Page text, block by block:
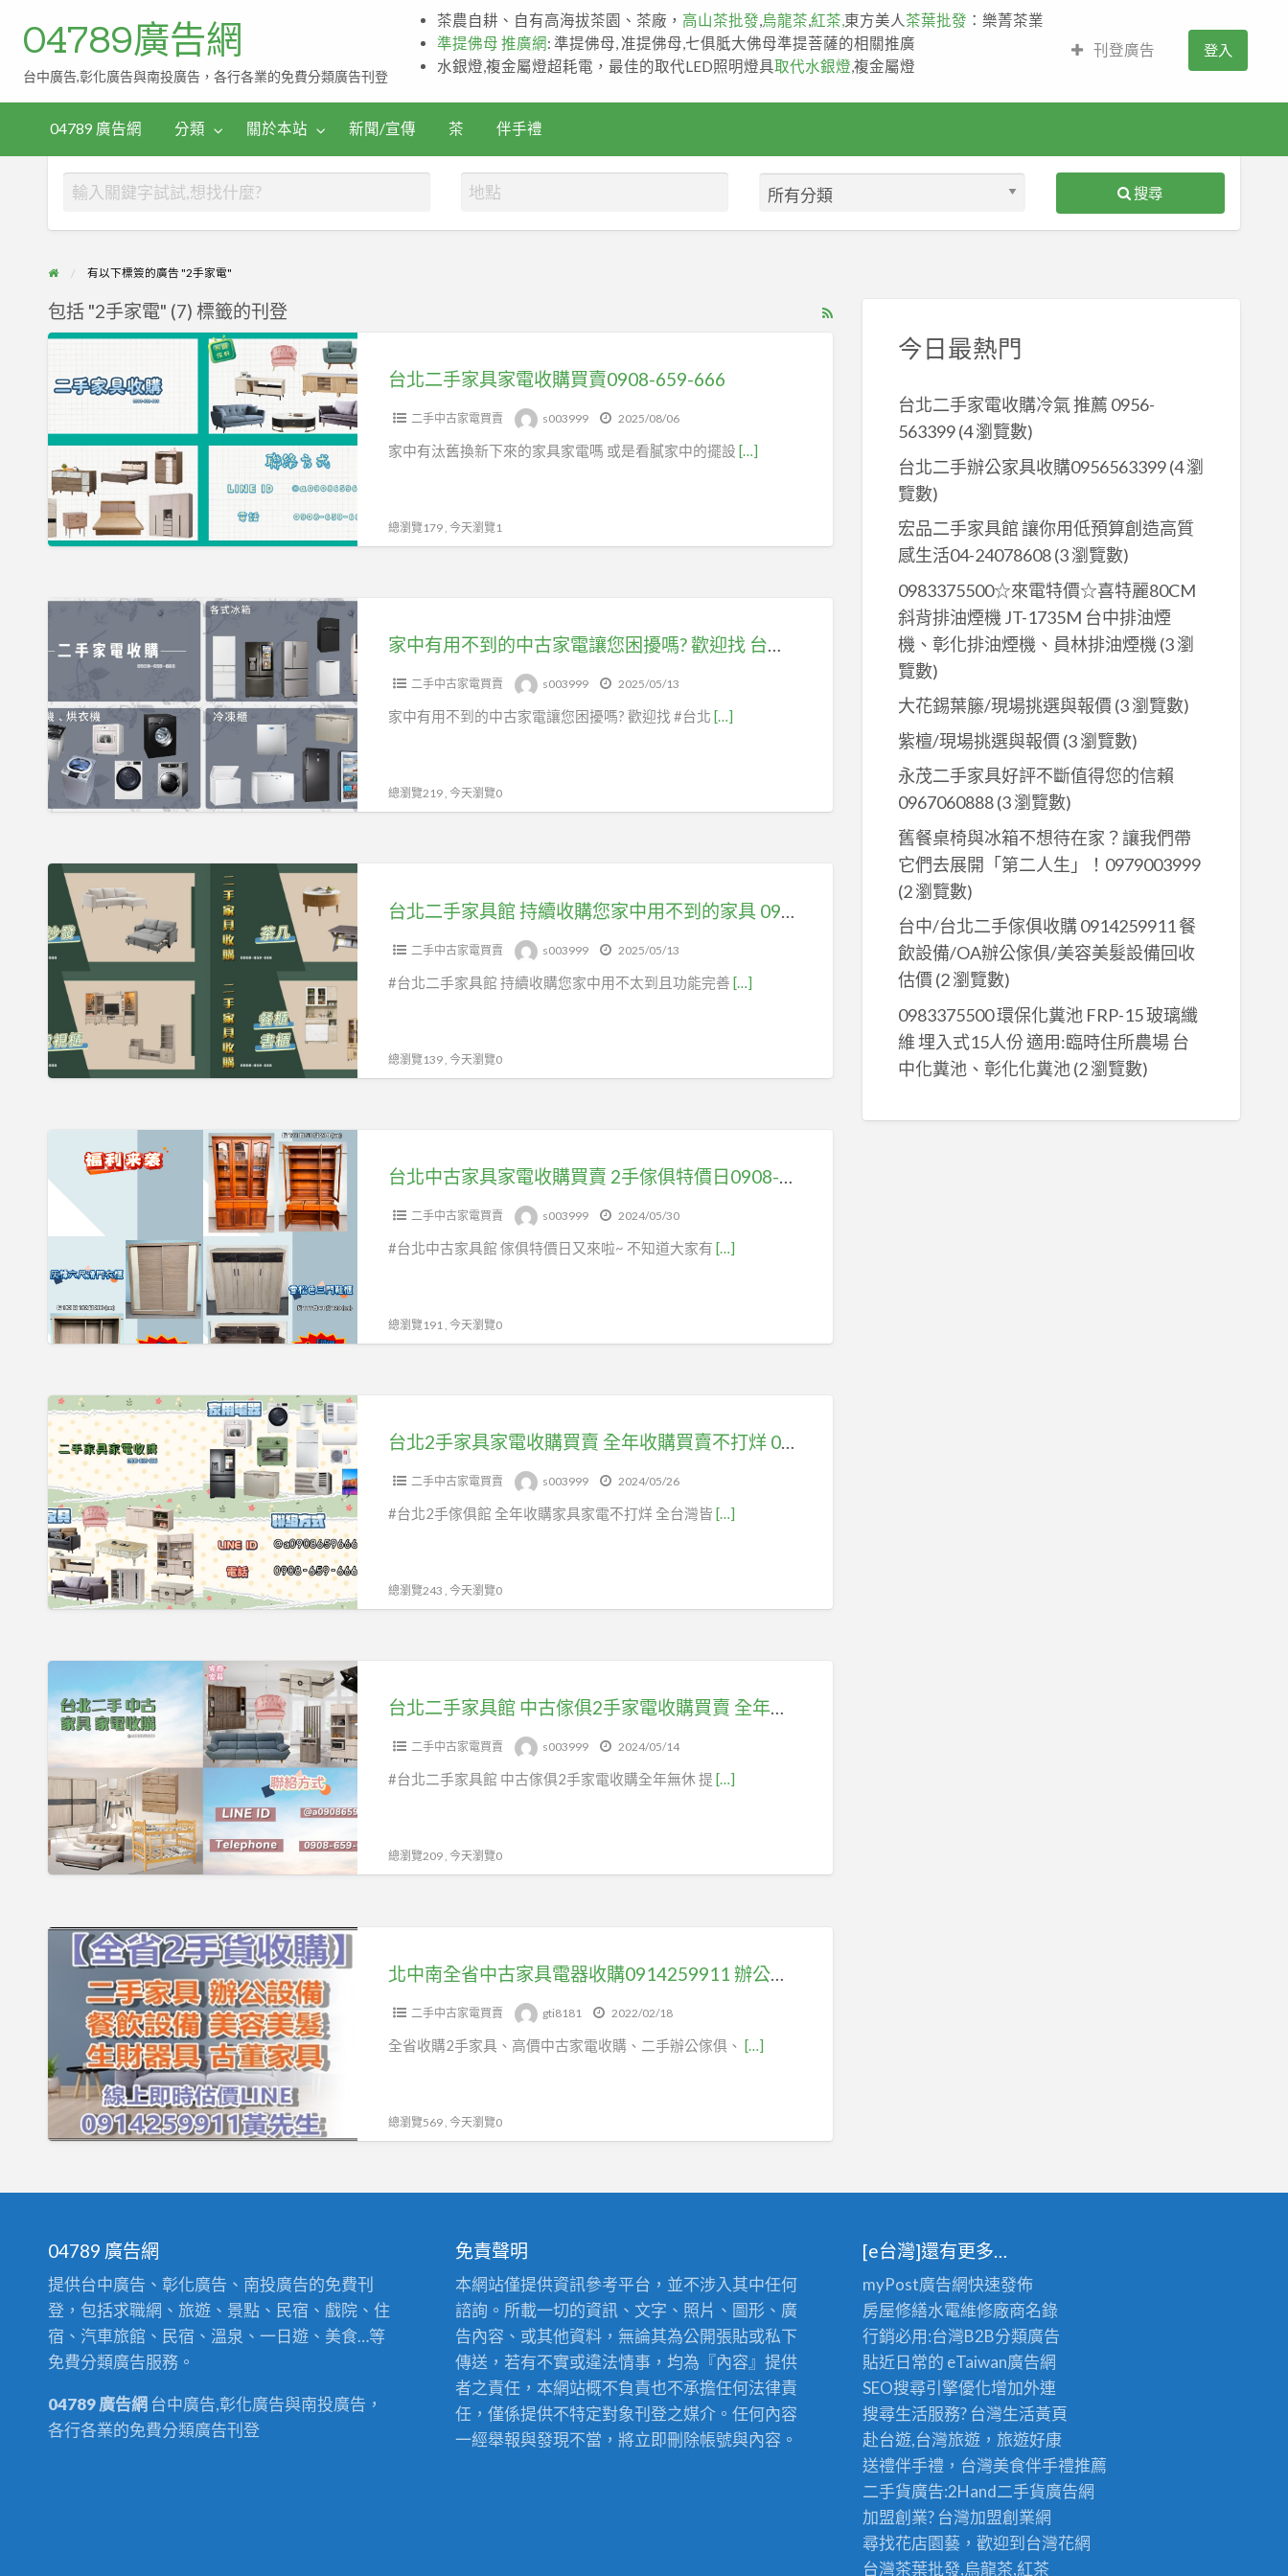
伴
手
禮
04789廣告網
台中廣告,彰化廣告與南投廣告，各行各業的免費分類廣告刊登
茶農自耕、自有高海拔茶園、茶廠， 高山茶批發 烏龍茶 紅茶, 東方美人 茶葉批發 ：樂菁茶業
準提佛母 推廣網: 準提佛母, 准提佛母,七俱胝大佛母準提菩薩的相關推廣
水銀燈,複金屬燈超耗電，最佳的取代LED照明燈具取代水銀燈 ,複金屬燈
刊登廣告 登入
04789 廣告網 分類 關於本站 新聞/宣傳 茶 伴手禮
搜尋
有以下標簽的廣告 "2手家電"
RSS
包括 "2手家電" (7) 標籤的刊登
台
二
家
具
家
電
收
買
0908-
666
台北二手家具家電收購買賣0908-659-666
二手中古家電買賣 s003999 2025/08/06
家中有汰舊換新下來的家具家電嗎 或是看膩家中的擺設 […]
總瀏覽179 , 今天瀏覽1
有
不
到
的
中
古
電
您
困
嗎?
迎
找
手
電
收
購
解
決
煩
惱
0908-
659-
666
家中有用不到的中古家電讓您困擾嗎? 歡迎找 台北二手家具家電收購 為您解決煩惱0908-659-666
二手中古家電買賣 s003999 2025/05/13
家中有用不到的中古家電讓您困擾嗎? 歡迎找 #台北 […]
總瀏覽219 , 今天瀏覽0
台
二
手
家
館
持
續
家
用
到
的
家
0908-
659-
666
二手中古家電買賣 s003999 2025/05/13
#台北二手家具館 持續收購您家中用不太到且功能完善 […]
總瀏覽139 , 今天瀏覽0
中
具
電
收
買
賣
2
手
傢
俱
特
價
日
659-
台北中古家具家電收購買賣 2手傢俱特價日0908-659-666
二手中古家電買賣 s003999 2024/05/30
#台北中古家具館 傢俱特價日又來啦~ 不知道大家有 […]
總瀏覽191 , 今天瀏覽0
台
北
2
手
家
具
家
電
收
買
賣
全
收
購
買
賣
不
烊
0908-
台北2手家具家電收購買賣 全年收購買賣不打烊 0908-659-666
二手中古家電買賣 s003999 2024/05/26
#台北2手傢俱館 全年收購家具家電不打烊 全台灣皆 […]
總瀏覽243 , 今天瀏覽0
北
二
家
具
館
中
古
俱
收
購
賣
年
購
打
烊
0908-
659-
666
台北二手家具館 中古傢俱2手家電收購買賣 全年收購不打烊 0908-659-666
二手中古家電買賣 s003999 2024/05/14
#台北二手家具館 中古傢俱2手家電收購全年無休 提 […]
總瀏覽209 , 今天瀏覽0
北
中
古
具
器
購
0914259911
辦
公
家
餐
飲
北中南全省中古家具電器收購0914259911 辦公家具 餐飲設備 生財器具 古董家具 雕刻藝品 仿古家具 庫存家具 美容美髮設備 免費到府 高價收購
二手中古家電買賣 gti8181 2022/02/18
全省收購2手家具、高價中古家電收購、二手辦公傢俱、 […]
總瀏覽569 , 今天瀏覽0
今日最熱門
台北二手家電收購冷氣 推薦 0956-
563399(4 瀏覽數)
台北二手辦公家具收購0956563399(4 瀏
覽數)
宏品二手家具館 讓你用低預算創造高質
感生活04-24078608(3 瀏覽數)
0983375500☆來電特價☆喜特麗80CM
斜背排油煙機 JT-1735M 台中排油煙
機、彰化排油煙機、員林排油煙機 (3 瀏
覽數)
大花錫葉籐/現場挑選與報價(3 瀏覽數)
紫檀/現場挑選與報價(3 瀏覽數)
永茂二手家具好評不斷值得您的信賴
0967060888(3 瀏覽數)
舊餐桌椅與冰箱不想待在家？讓我們帶
它們去展開「第二人生」！0979003999
(2 瀏覽數)
台中/台北二手傢俱收購 0914259911 餐
飲設備/OA辦公傢俱/美容美髮設備回收
估價(2 瀏覽數)
0983375500 環保化糞池 FRP-15 玻璃纖
維 埋入式15人份 適用:臨時住所農場 台
中化糞池、彰化化糞池(2 瀏覽數)
04789 廣告網
提供台中廣告、彰化廣告、南投廣告的免費刊
登，包括求職網、旅遊、景點、民宿、戲院、住
宿、汽車旅館、民宿、溫泉、一日遊、美食…等
免費分類廣告服務。
04789 廣告網 台中廣告,彰化廣告與南投廣告，
各行各業的免費分類廣告刊登
免責聲明
本網站僅提供資訊參考平台，並不涉入其中任何
諮詢。所載一切的資訊、文字、照片、圖形、廣
告內容、或其他資料，無論其為公開張貼或私下
傳送，若有不實或違法情事，均為『內容』提供
者之責任，本網站概不負責也不承擔任何法律責
任，僅係提供不特定對象刊登之媒介。任何內容
一經舉報與發現不當，將立即刪除帳號與內容。
[e台灣]還有更多…
myPost廣告網快速發佈
房屋修繕水電維修廠商名錄
行銷必用:台灣B2B分類廣告
貼近日常的 eTaiwan廣告網
SEO搜尋引擎優化增加外連
搜尋生活服務? 台灣生活黃頁
赴台遊,台灣旅遊 ，旅遊好康
送禮伴手禮，台灣美食伴手禮推薦
二手貨廣告:2Hand二手貨廣告網
加盟創業? 台灣加盟創業網
尋找花店園藝，歡迎到 台灣花網
台灣茶葉批發,烏龍茶,紅茶